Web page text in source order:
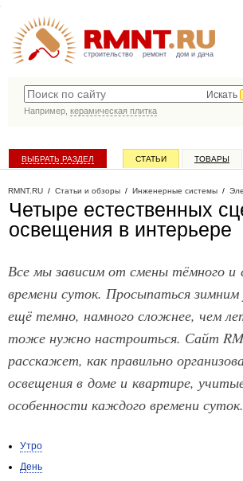
строительство ремонт дом и дача
Искать
Например, керамическая плитка
ВЫБРАТЬ РАЗДЕЛ СТАТЬИ ТОВАРЫ
RMNT.RU / Статьи и обзоры / Инженерные системы /
Четыре естественных
освещения в интерьере
Все мы зависим от смены тёмного и
времени суток. Просыпаться зимним
ещё темно, намного сложнее, чем
тоже нужно настроиться. Сайт
расскажет, как правильно
освещения в доме и квартире,
особенности каждого времени суток.
Утро
День